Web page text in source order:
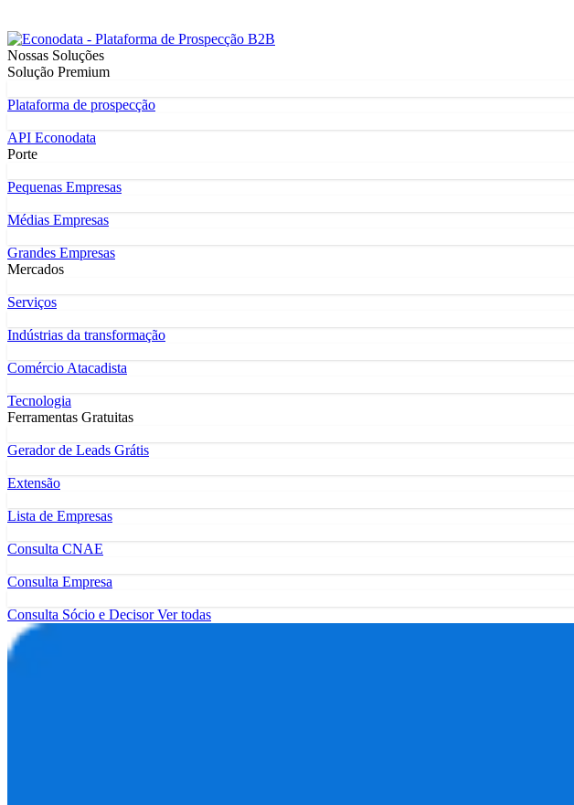
Nossas Soluções
Solução Premium
Plataforma de prospecção
API Econodata
Porte
Pequenas Empresas
Médias Empresas
Grandes Empresas
Mercados
Serviços
Indústrias da transformação
Comércio Atacadista
Tecnologia
Ferramentas Gratuitas
Gerador de Leads Grátis
Extensão
Lista de Empresas
Consulta CNAE
Consulta Empresa
Consulta Sócio e DecisorVer todas